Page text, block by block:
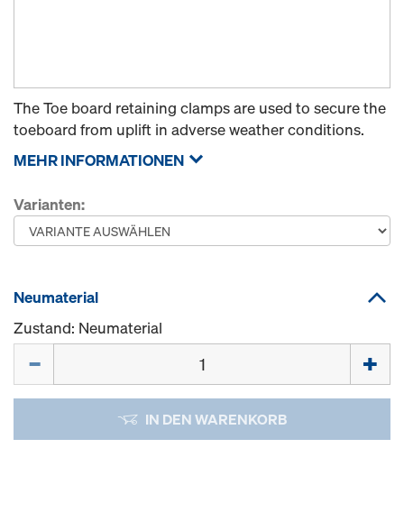
The Toe board retaining clamps are used to secure the
toeboard from uplift in adverse weather conditions.
MEHR INFORMATIONEN
Varianten:
Neumaterial
Zustand: Neumaterial
IN DEN WARENKORB